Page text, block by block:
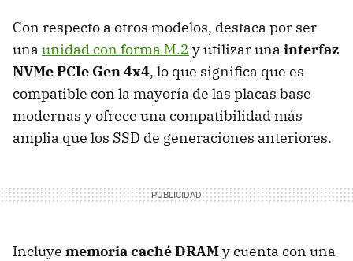
Con respecto a otros modelos, destaca por ser
una unidad con forma M.2 yutilizar una interfaz
NVMe PCIe Gen 4x4, lo que significa que es
compatible con la mayoría de las placas base
modernas y ofrece una compatibilidad más
amplia que los SSD de generaciones anteriores.
Incluye memoria caché DRAMy cuenta con una